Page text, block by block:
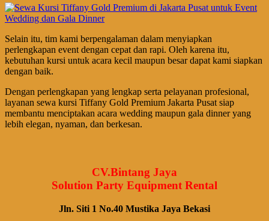
Selain itu, tim kami berpengalaman dalam menyiapkan
perlengkapan event dengan cepat dan rapi. Oleh karena itu,
kebutuhan kursi untuk acara kecil maupun besar dapat kami siapkan
dengan baik.
Dengan perlengkapan yang lengkap serta pelayanan profesional,
layanan sewa kursi Tiffany Gold Premium Jakarta Pusat siap
membantu menciptakan acara wedding maupun gala dinner yang
lebih elegan, nyaman, dan berkesan.
CV.Bintang Jaya
Solution Party Equipment Rental
Jln. Siti 1 No.40 Mustika Jaya Bekasi